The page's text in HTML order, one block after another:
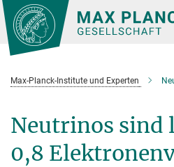
Hauptinhalt
Max-Planck-Institute und Experten
Neutrinos sind
0,8